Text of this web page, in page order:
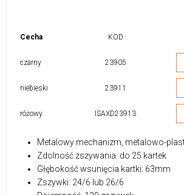
Cecha KOD
czarny 23905
niebieski 23911
różowy ISAXD23913
Metalowy mechanizm, metalowo-
Zdolność zszywania: do 25 kartek
Głębokość wsunięcia kartki: 63mm
Zszywki: 24/6 lub 26/6